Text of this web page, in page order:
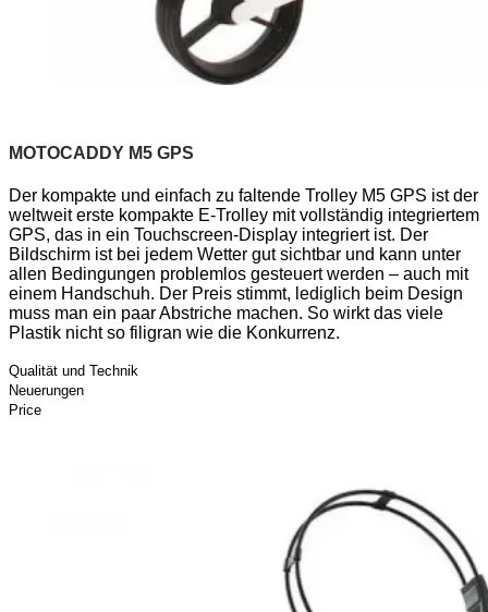
MOTOCADDY M5 GPS
Der kompakte und einfach zu faltende Trolley M5 GPS ist der
weltweit erste kompakte E-Trolley mit vollständig integriertem
GPS, das in ein Touchscreen-Display integriert ist. Der
Bildschirm ist bei jedem Wetter gut sichtbar und kann unter
allen Bedingungen problemlos gesteuert werden – auch mit
einem Handschuh. Der Preis stimmt, lediglich beim Design
muss man ein paar Abstriche machen. So wirkt das viele
Plastik nicht so filigran wie die Konkurrenz.
Qualität und Technik
Neuerungen
Price